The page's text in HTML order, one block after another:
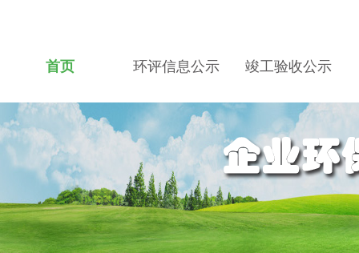
首页 环评信息公示 竣工验收公示
关于我们 招贤纳士